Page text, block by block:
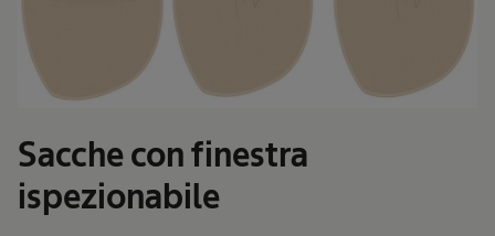
Sacche con finestra
ispezionabile